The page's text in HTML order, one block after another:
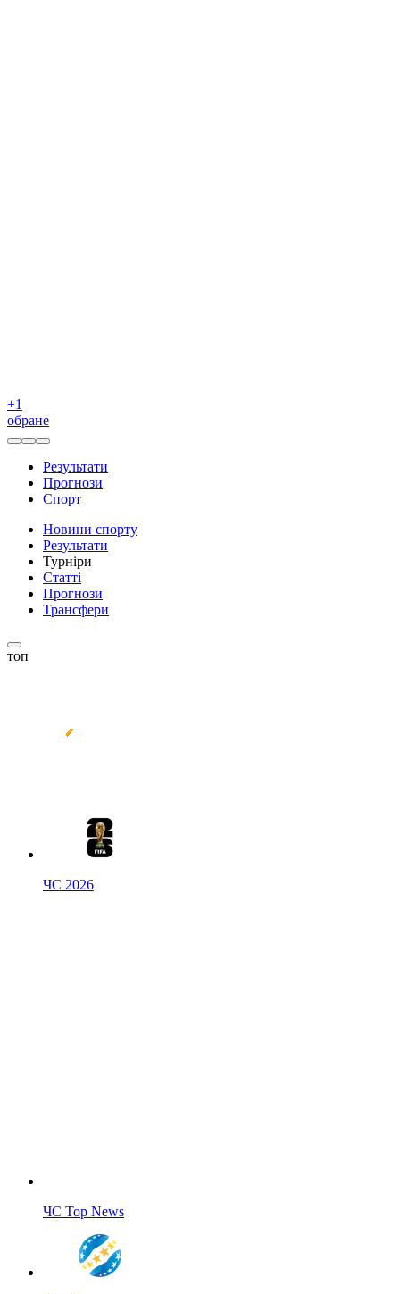
+1
обране
Результати
Прогнози
Спорт
Новини спорту
Результати
Турніри
Статті
Прогнози
Трансфери
топ
ЧС 2026
ЧС Top News